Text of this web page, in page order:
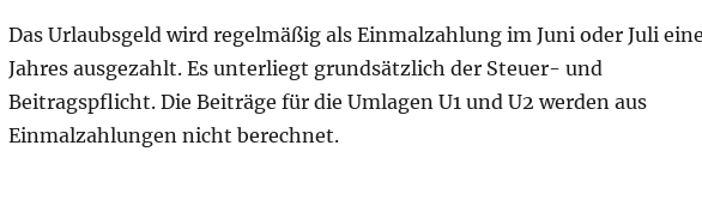
Das Urlaubsgeld wird regelmäßig als Einmalzahlung im Juni oder Juli
Jahres ausgezahlt. Es unterliegt grundsätzlich der Steuer- und
Beitragspflicht. Die Beiträge für die Umlagen U1 und U2 werden aus
Einmalzahlungen nicht berechnet.